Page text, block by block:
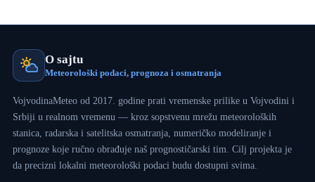
O sajtu
Meteorološki podaci, prognoza i osmatranja
VojvodinaMeteo od 2017. godine prati vremenske prilike u Vojvodini i
Srbiji u realnom vremenu — kroz sopstvenu mrežu meteoroloških
stanica, radarska i satelitska osmatranja, numeričko modeliranje i
prognoze koje ručno obrađuje naš prognostičarski tim. Cilj projekta je
da precizni lokalni meteorološki podaci budu dostupni svima.